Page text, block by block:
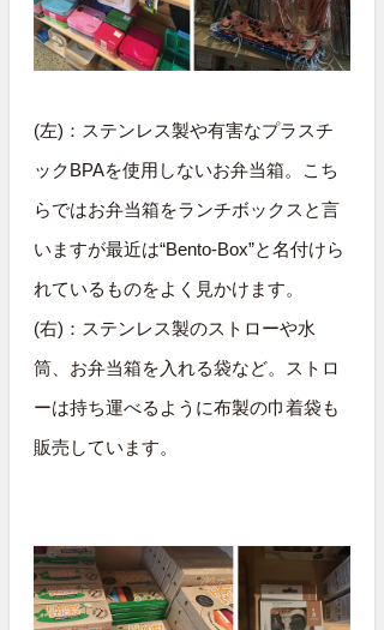
(左)：ステンレス製や有害なプラスチ
ックBPAを使用しないお弁当箱。こち
らではお弁当箱をランチボックスと言
いますが最近は“Bento-Box”と名付けら
れているものをよく見かけます。
(右)：ステンレス製のストローや水
筒、お弁当箱を入れる袋など。ストロ
ーは持ち運べるように布製の巾着袋も
販売しています。